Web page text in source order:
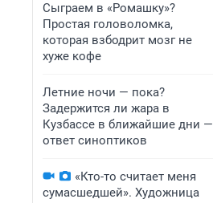
Сыграем в «Ромашку»?
Простая головоломка,
которая взбодрит мозг не
хуже кофе
Летние ночи — пока?
Задержится ли жара в
Кузбассе в ближайшие дни —
ответ синоптиков
«Кто-то считает меня
сумасшедшей». Художница